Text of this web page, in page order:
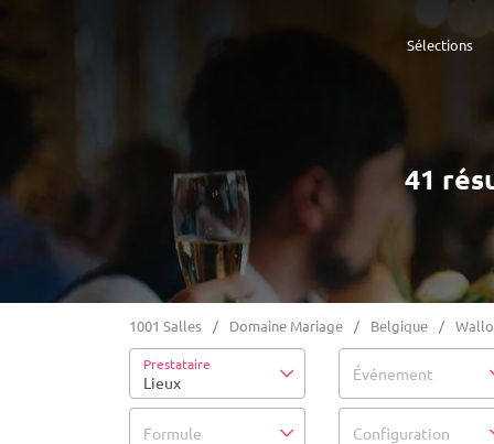
Sélections
41
1001 Salles Domaine Mariage Belgique
Prestataire
Lieux Événement
Formule Configuration